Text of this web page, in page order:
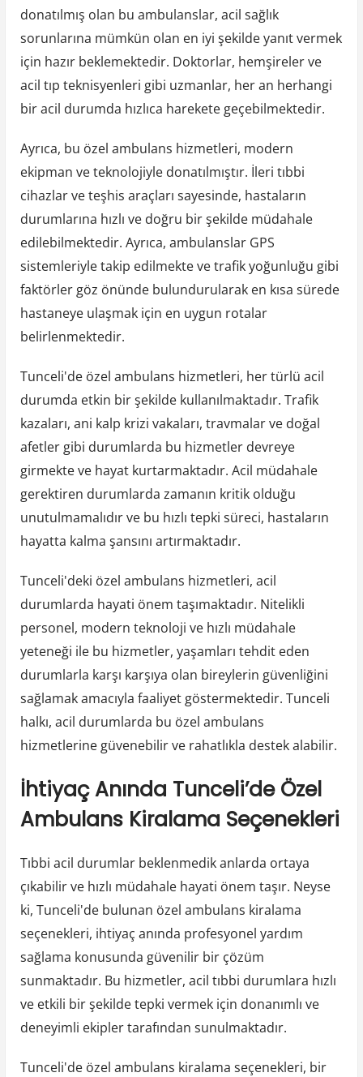
donatılmış olan bu ambulanslar, acil sağlık
sorunlarına mümkün olan en iyi şekilde yanıt vermek
için hazır beklemektedir. Doktorlar, hemşireler ve
acil tıp teknisyenleri gibi uzmanlar, her an herhangi
bir acil durumda hızlıca harekete geçebilmektedir.
Ayrıca, bu özel ambulans hizmetleri, modern
ekipman ve teknolojiyle donatılmıştır. İleri tıbbi
cihazlar ve teşhis araçları sayesinde, hastaların
durumlarına hızlı ve doğru bir şekilde müdahale
edilebilmektedir. Ayrıca, ambulanslar GPS
sistemleriyle takip edilmekte ve trafik yoğunluğu gibi
faktörler göz önünde bulundurularak en kısa sürede
hastaneye ulaşmak için en uygun rotalar
belirlenmektedir.
Tunceli'de özel ambulans hizmetleri, her türlü acil
durumda etkin bir şekilde kullanılmaktadır. Trafik
kazaları, ani kalp krizi vakaları, travmalar ve doğal
afetler gibi durumlarda bu hizmetler devreye
girmekte ve hayat kurtarmaktadır. Acil müdahale
gerektiren durumlarda zamanın kritik olduğu
unutulmamalıdır ve bu hızlı tepki süreci, hastaların
hayatta kalma şansını artırmaktadır.
Tunceli'deki özel ambulans hizmetleri, acil
durumlarda hayati önem taşımaktadır. Nitelikli
personel, modern teknoloji ve hızlı müdahale
yeteneği ile bu hizmetler, yaşamları tehdit eden
durumlarla karşı karşıya olan bireylerin güvenliğini
sağlamak amacıyla faaliyet göstermektedir. Tunceli
halkı, acil durumlarda bu özel ambulans
hizmetlerine güvenebilir ve rahatlıkla destek alabilir.
İhtiyaç Anında Tunceli’de Özel
Ambulans Kiralama Seçenekleri
Tıbbi acil durumlar beklenmedik anlarda ortaya
çıkabilir ve hızlı müdahale hayati önem taşır. Neyse
ki, Tunceli'de bulunan özel ambulans kiralama
seçenekleri, ihtiyaç anında profesyonel yardım
sağlama konusunda güvenilir bir çözüm
sunmaktadır. Bu hizmetler, acil tıbbi durumlara hızlı
ve etkili bir şekilde tepki vermek için donanımlı ve
deneyimli ekipler tarafından sunulmaktadır.
Tunceli'de özel ambulans kiralama seçenekleri, bir